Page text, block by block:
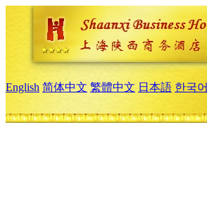
English 简体中文 繁體中文 日本語 한국어